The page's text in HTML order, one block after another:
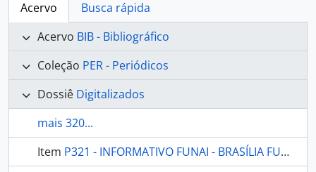
Acervo
Busca rápida
Acervo BIB - Bibliográfico
Coleção PER - Periódicos
Dossiê Digitalizados
mais 320...
Item P321 - INFORMATIVO FUNAI - BRASÍLIA FUNAI - 2007 - Nº02